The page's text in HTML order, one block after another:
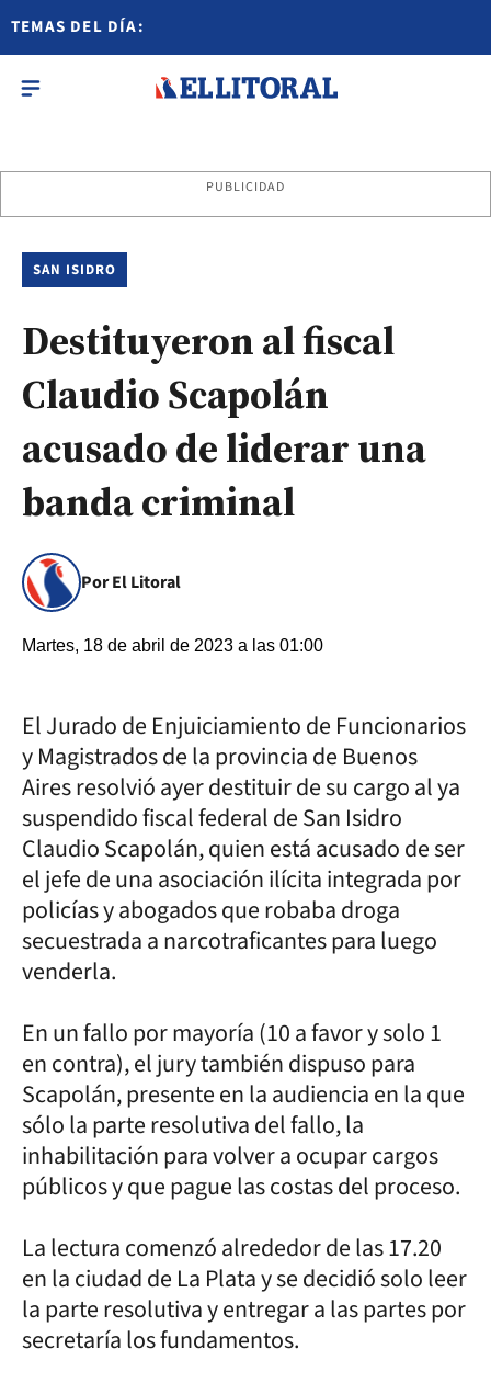
TEMAS DEL DÍA:
PUBLICIDAD
SAN ISIDRO
Destituyeron al fiscal
Claudio Scapolán
acusado de liderar una
banda criminal
Por El Litoral
Martes, 18 de abril de 2023 a las 01:00
El Jurado de Enjuiciamiento de Funcionarios
y Magistrados de la provincia de Buenos
Aires resolvió ayer destituir de su cargo al ya
suspendido fiscal federal de San Isidro
Claudio Scapolán, quien está acusado de ser
el jefe de una asociación ilícita integrada por
policías y abogados que robaba droga
secuestrada a narcotraficantes para luego
venderla.
En un fallo por mayoría (10 a favor y solo 1
en contra), el jury también dispuso para
Scapolán, presente en la audiencia en la que
sólo la parte resolutiva del fallo, la
inhabilitación para volver a ocupar cargos
públicos y que pague las costas del proceso.
La lectura comenzó alrededor de las 17.20
en la ciudad de La Plata y se decidió solo leer
la parte resolutiva y entregar a las partes por
secretaría los fundamentos.